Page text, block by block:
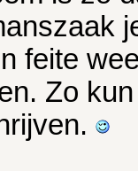
feite
Zo